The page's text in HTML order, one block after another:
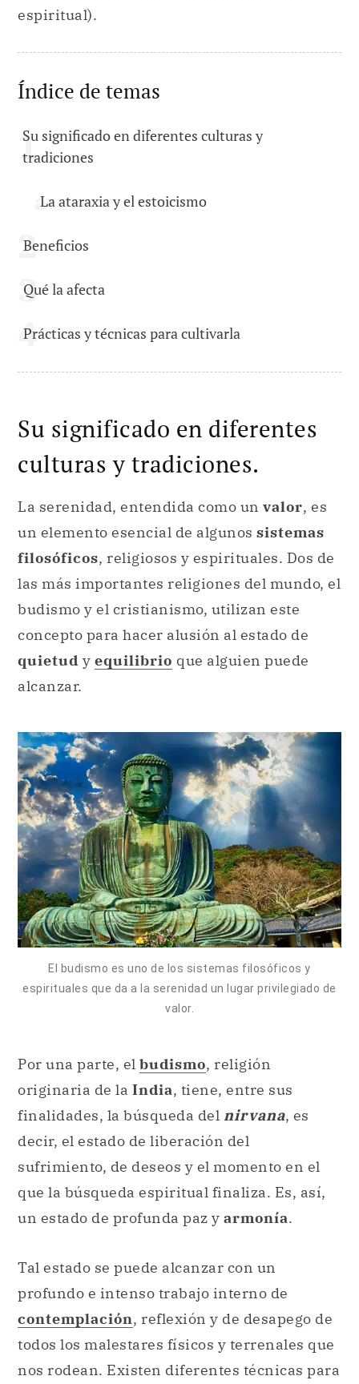
espiritual).
Índice de temas
Su significado en diferentes culturas y
tradiciones
La ataraxia y el estoicismo
Beneficios
Qué la afecta
Prácticas y técnicas para cultivarla
Su significado en diferentes
culturas y tradiciones.
La serenidad, entendida como un valor, es
un elemento esencial de algunos sistemas
filosóficos, religiosos y espirituales. Dos de
las más importantes religiones del mundo, el
budismo y el cristianismo, utilizan este
concepto para hacer alusión al estado de
quietud y equilibrio que alguien puede
alcanzar.
El budismo es uno de los sistemas filosóficos y
espirituales que da a la serenidad un lugar privilegiado de
valor.
Por una parte, el budismo, religión
originaria de la India, tiene, entre sus
finalidades, la búsqueda del nirvana, es
decir, el estado de liberación del
sufrimiento, de deseos y el momento en el
que la búsqueda espiritual finaliza. Es, así,
un estado de profunda paz y armonía.
Tal estado se puede alcanzar con un
profundo e intenso trabajo interno de
contemplación, reflexión y de desapego de
todos los malestares físicos y terrenales que
nos rodean. Existen diferentes técnicas para